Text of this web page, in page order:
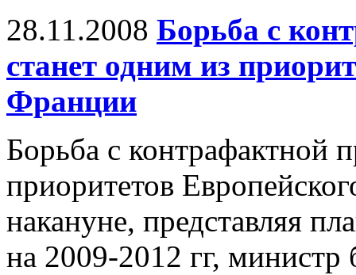
28.11.2008 Борьба с
станет одним из
Франции
Борьба с контрафактной
приоритетов
накануне, представляя
на 2009-2012 гг,